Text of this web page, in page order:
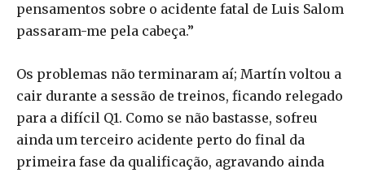
pensamentos sobre o acidente fatal de Luis Salom
passaram-me pela cabeça.”
Os problemas não terminaram aí; Martín voltou a
cair durante a sessão de treinos, ficando relegado
para a difícil Q1. Como se não bastasse, sofreu
ainda um terceiro acidente perto do final da
primeira fase da qualificação, agravando ainda